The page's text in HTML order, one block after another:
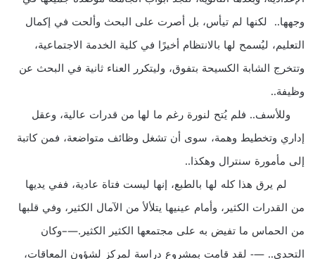
وجهها.. لكنها لم تيأس، بل أصرت على البحث وألحت في إكمال
التعليم، ليُسمح لها بالانتظام أخيرًا في كلية الخدمة الاجتماعية،
وتتخرج الشابة الكسيحة بتفوق، وليتكرر العناء ثانية في البحث عن
وظيفة..
وللأسف.. فلم يُتح لنورة رغم ما لها من قدرات عالية، وعقل
إداري وتخطيط وهمة، سوى أن تشغل وظائف متواضعة، فمن كاتبة
إلى مأمورة سنترال وهكذا..
لم يرق هذا كله لها بالطبع، إنها ليست فتاة عادية، ففي يديها
من القدرات الكثير، وأمام عينيها يتلألأ من الآمال الكثير، وفي قلبها
من الحماس ما تفيض به على مجتمعها الكثير الكثير.—–وكان
التحدي.. —- لقد قامت بمشروع دراسة لمركز لشؤون المعاقات،